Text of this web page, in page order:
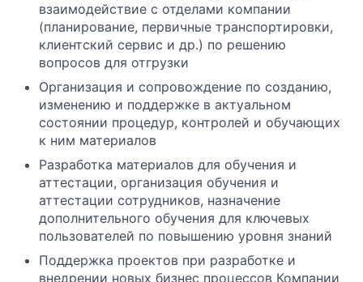
взаимодействие с отделами компании
(планирование, первичные транспортировки,
клиентский сервис и др.) по решению
вопросов для отгрузки
Организация и сопровождение по созданию,
изменению и поддержке в актуальном
состоянии процедур, контролей и обучающих
к ним материалов
Разработка материалов для обучения и
аттестации, организация обучения и
аттестации сотрудников, назначение
дополнительного обучения для ключевых
пользователей по повышению уровня знаний
Поддержка проектов при разработке и
внедрении новых бизнес процессов Компании